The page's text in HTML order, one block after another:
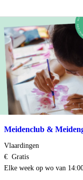
Meidenclub &
Locatie
Vlaardingen
Kosten
€ Gratis
Wanneer
Elke week op wo van